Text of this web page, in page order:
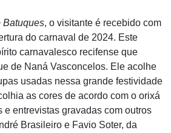
Batuques, o visitante é recebido com
do carnaval de 2024. Este
carnavalesco recifense que
de Naná Vasconcelos. Ele acolhe
usadas nessa grande festividade
as cores de acordo com o orixá
e entrevistas gravadas com outros
Brasileiro e Favio Soter, da